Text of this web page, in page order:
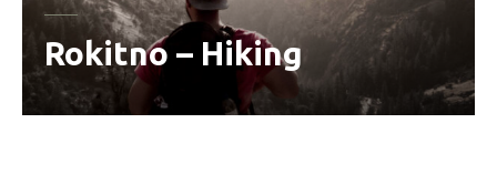
Rokitno – Hiking